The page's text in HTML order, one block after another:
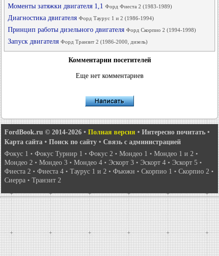
Моменты затяжки двигателя 1,1 Форд Фиеста 2 (1983-1989)
Диагностика двигателя Форд Таурус 1 и 2 (1986-1994)
Принцип работы дизельного двигателя Форд Скорпио 2 (1994-1998)
Запуск двигателя Форд Транзит 2 (1986-2000, дизель)
Комментарии посетителей
Еще нет комментариев
FordBook.ru © 2014-2026 • Полная версия • Интересно почитать •
Карта сайта • Поиск по сайту • Связь с администрацией
Фокус 1 • Фокус Турнир 1 • Фокус 2 • Мондео 1 • Мондео 1 и 2 •
Мондео 2 • Мондео 3 • Мондео 4 • Эскорт 3 • Эскорт 4 • Эскорт 5 •
Фиеста 2 • Фиеста 4 • Таурус 1 и 2 • Фьюжн • Скорпио 1 • Скорпио 2 •
Сиерра • Транзит 2